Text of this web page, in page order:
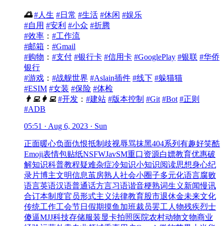
🌅 #人生 #日常 #生活 #休闲 #娱乐
#自用 #安利 #小众 #折腾
#效率 ： #工作流
#邮箱 ： #Gmail
#购物 ： #支付 #银行卡 #信用卡 #GooglePlay #银联 #华侨
银行
#游戏 ： #战舰世界 #Aslain插件 #线下 #躲猫猫
#ESIM #女装 #保险 #体检
👨‍💻👩‍💻 #开发 ： #建站 #版本控制 #Git #Bot #正则
#ADB
05:51 · Aug 6, 2023 · Sun
正面暖心负面仇恨抵制 歧视辱骂抹黑404系列 有趣好笑酷
Emoji表情包贴纸NSFWJavSM重口资源白嫖教育优惠破
解知识科普教程疑难杂症冷知识小知识阅读思想身心纪
录片博主文明信息茧房熟人社会小圈子多元化语言腐败
语言英语汉语普通话方言习语谐音梗熟词生义 新闻慢讯
合订本制度官员形式主义法律教育股市退休金未来文化
传统工作工会节日 假期摸鱼 加班裁员罢工 人物残疾烈士
傻逼MJJ科技存储服装显卡拍照医院农村动物文物商业